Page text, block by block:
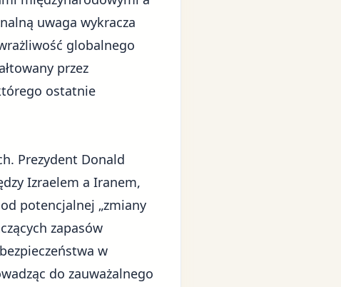
uwaga wykracza
globalnego
przez
ostatnie
Prezydent Donald
Izraelem a Iranem,
potencjalnej „zmiany
zapasów
w
do zauważalnego